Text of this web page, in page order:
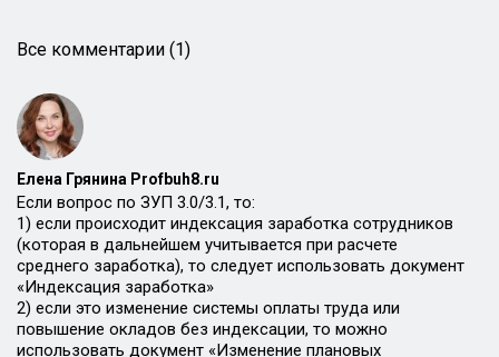
Все комментарии (1)
Елена Грянина Profbuh8.ru
Если вопрос по ЗУП 3.0/3.1, то:
1) если происходит индексация заработка сотрудников
(которая в дальнейшем учитывается при расчете
среднего заработка), то следует использовать документ
«Индексация заработка»
2) если это изменение системы оплаты труда или
повышение окладов без индексации, то можно
использовать документ «Изменение плановых